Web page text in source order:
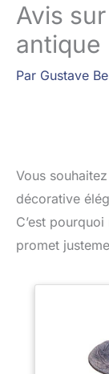
Avis
antique
Par Gustave
Vous
décorative
C’est
promet